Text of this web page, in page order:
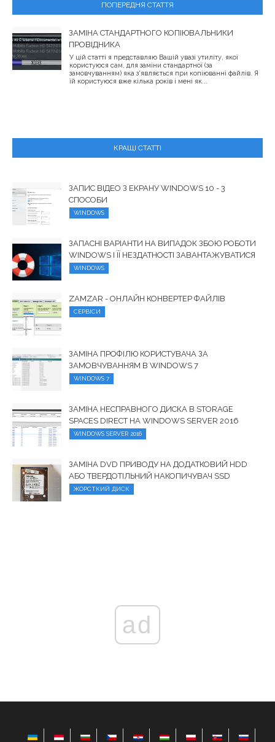
ПОПЕРЕДНЯ СТАТТЯ
ЗАМІНА СТАНДАРТНОГО КОПІЮВАЛЬНИКИ
ПРОВІДНИКА
У цій статті я представляю Вашій увазі утиліту, якої
користуюся сам, для заміни стандартної (за
замовчуванням) яка з'являється при копіюванні файлів. Я
їй користуюся вже кілька років і мені як...
КРАЩІ СТАТТІ
ЗАПИС ВІДЕО З ЕКРАНУ WINDOWS 10 - 3
СПОСОБИ
WINDOWS
ЗАПАСНІ ВАРІАНТИ НА ВИПАДОК ЗБОЮ РОБОТИ
WINDOWS І ЇЇ НЕЗДАТНОСТІ ЗАВАНТАЖУВАТИСЯ
WINDOWS
ZAMZAR - ОНЛАЙН КОНВЕРТЕР ФАЙЛІВ
СЕРВІСИ
ЗАМІНА ПРОФІЛЮ КОРИСТУВАЧА ЗА
ЗАМОВЧУВАННЯМ В WINDOWS 7
WINDOWS 7
ЗАМІНА НЕСПРАВНОГО ДИСКА В STORAGE
SPACES DIRECT НА WINDOWS SERVER 2016
WINDOWS SERVER 2016
ЗАМІНА DVD ПРИВОДУ НА ДОДАТКОВИЙ HDD
АБО ТВЕРДОТІЛЬНИЙ НАКОПИЧУВАЧ SSD
ЖОРСТКИЙ ДИСК
ad